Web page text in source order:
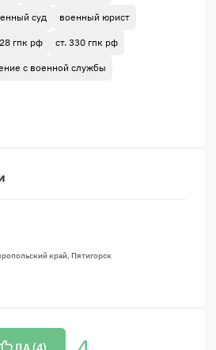
суд военный юрист
гпк рф ст. 330 гпк рф
с военной службы
край, Пятигорск